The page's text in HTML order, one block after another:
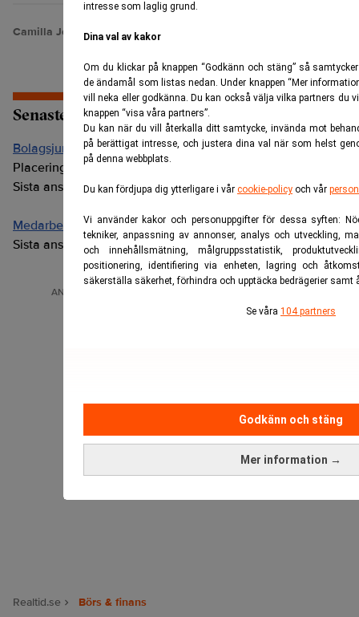
intresse som laglig grund.
Dina val av kakor
Om du klickar på knappen “Godkänn och stäng” så
de ändamål som listas nedan. Under knappen “Mer
vill neka eller godkänna. Du kan också välja vilka partners du
knappen “visa våra partners”.
Du kan när du vill återkalla ditt samtycke, invända mot
på berättigat intresse, och justera dina val när som helst
på denna webbplats.
Du kan fördjupa dig ytterligare i vår cookie-policy och vår
Vi använder kakor och personuppgifter för dessa syften:
tekniker, anpassning av annonser, analys och utveckling,
och innehållsmätning, målgruppsstatistik,
positionering, identifiering via enheten, lagring och
säkerställa säkerhet, förhindra och upptäcka bedrägerier samt
Se våra 104 partners
Mer information →
Godkänn och stäng
Camilla Jonsson
Senaste lediga jobben
Bolagsjurist till Eltel AB
Placering:
Bromma, Stockholm
Sista ansökningsdag:21/08/2026
Medarbetare inom Intern styrning och kontroll till Alecta
Sista ansökningsdag:13/06/2026
ANNONS
Realtid.se Börs & finans